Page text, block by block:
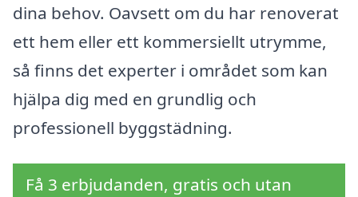
dina behov. Oavsett om du har renoverat
ett hem eller ett kommersiellt utrymme,
så finns det experter i området som kan
hjälpa dig med en grundlig och
professionell byggstädning.
Få 3 erbjudanden, gratis och utan